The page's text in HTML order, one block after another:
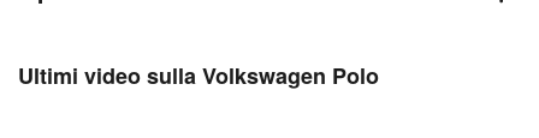
Ultimi video sulla Volkswagen Polo